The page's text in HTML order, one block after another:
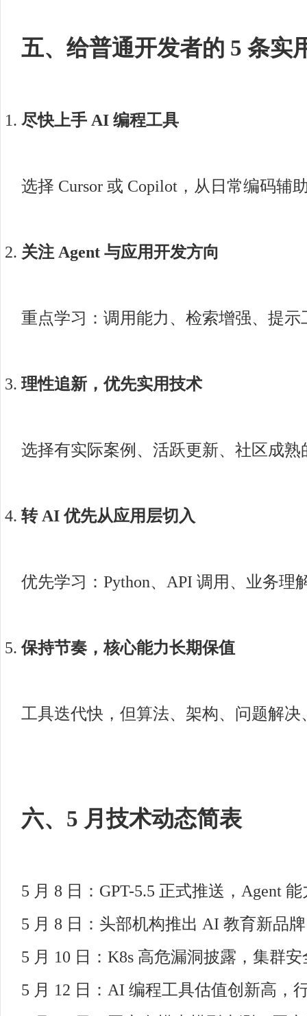
五、给普通开发者的 5 条实
尽快上手 AI 编程工具
选择 Cursor 或 Copilot，从日常编码辅
关注 Agent 与应用开发方向
重点学习：调用能力、检索增强、提
理性追新，优先实用技术
选择有实际案例、活跃更新、社区成
转 AI 优先从应用层切入
优先学习：Python、API 调用、业务理
保持节奏，核心能力长期保值
工具迭代快，但算法、架构、问题解
六、5 月技术动态简表
5 月 8 日：GPT-5.5 正式推送，Agent
5 月 8 日：头部机构推出 AI 教育新品
5 月 10 日：K8s 高危漏洞披露，集群
5 月 12 日：AI 编程工具估值创新高，